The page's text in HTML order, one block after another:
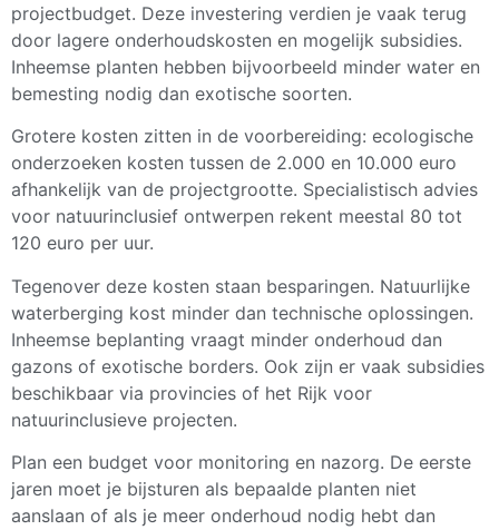
projectbudget. Deze investering verdien je vaak terug
door lagere onderhoudskosten en mogelijk subsidies.
Inheemse planten hebben bijvoorbeeld minder water en
bemesting nodig dan exotische soorten.
Grotere kosten zitten in de voorbereiding: ecologische
onderzoeken kosten tussen de 2.000 en 10.000 euro
afhankelijk van de projectgrootte. Specialistisch advies
voor natuurinclusief ontwerpen rekent meestal 80 tot
120 euro per uur.
Tegenover deze kosten staan besparingen. Natuurlijke
waterberging kost minder dan technische oplossingen.
Inheemse beplanting vraagt minder onderhoud dan
gazons of exotische borders. Ook zijn er vaak subsidies
beschikbaar via provincies of het Rijk voor
natuurinclusieve projecten.
Plan een budget voor monitoring en nazorg. De eerste
jaren moet je bijsturen als bepaalde planten niet
aanslaan of als je meer onderhoud nodig hebt dan